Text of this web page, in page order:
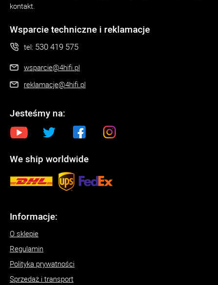
kontakt.
Wsparcie techniczne i reklamacje
tel: 530 419 575
wsparcie@4hifi.pl
reklamacje@4hifi.pl
Jesteśmy na:
We ship worldwide
Informacje:
O sklepie
Regulamin
Polityka prywatności
Sprzedaż i transport